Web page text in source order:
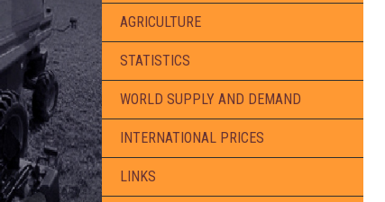
AGRICULTURE
STATISTICS
WORLD SUPPLY AND DEMAND
INTERNATIONAL PRICES
LINKS